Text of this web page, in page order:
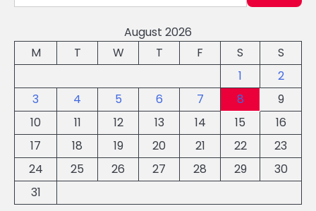
August 2026
M
T W T F S
S
1
2
3
4 5 6 7 8
9
10
11 12 13 14 15
16
17
18 19 20 21 22
23
24
25 26 27 28 29
30
31